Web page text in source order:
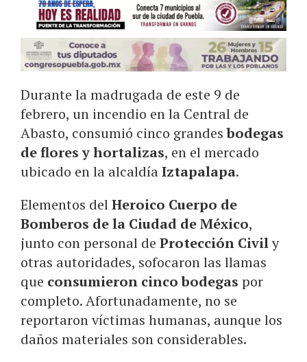
Durante la madrugada de este 9 de
febrero, un incendio en la Central de
Abasto, consumió cinco grandesbodegas
de flores y hortalizas, en el mercado
ubicado en la alcaldíaIztapalapa.
Elementos delHeroico Cuerpo de
Bomberos de la Ciudad de México,
junto con personal de Protección Civily
otras autoridades, sofocaron las llamas
que consumieron cinco bodegas por
completo. Afortunadamente, no se
reportaron víctimas humanas, aunque los
daños materiales son considerables.